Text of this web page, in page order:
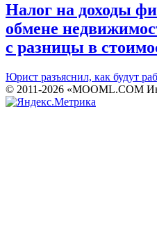
Налог на доходы
обмене
с разницы в
Юрист разъяснил, как будут
© 2011-2026 «MOOML.COM